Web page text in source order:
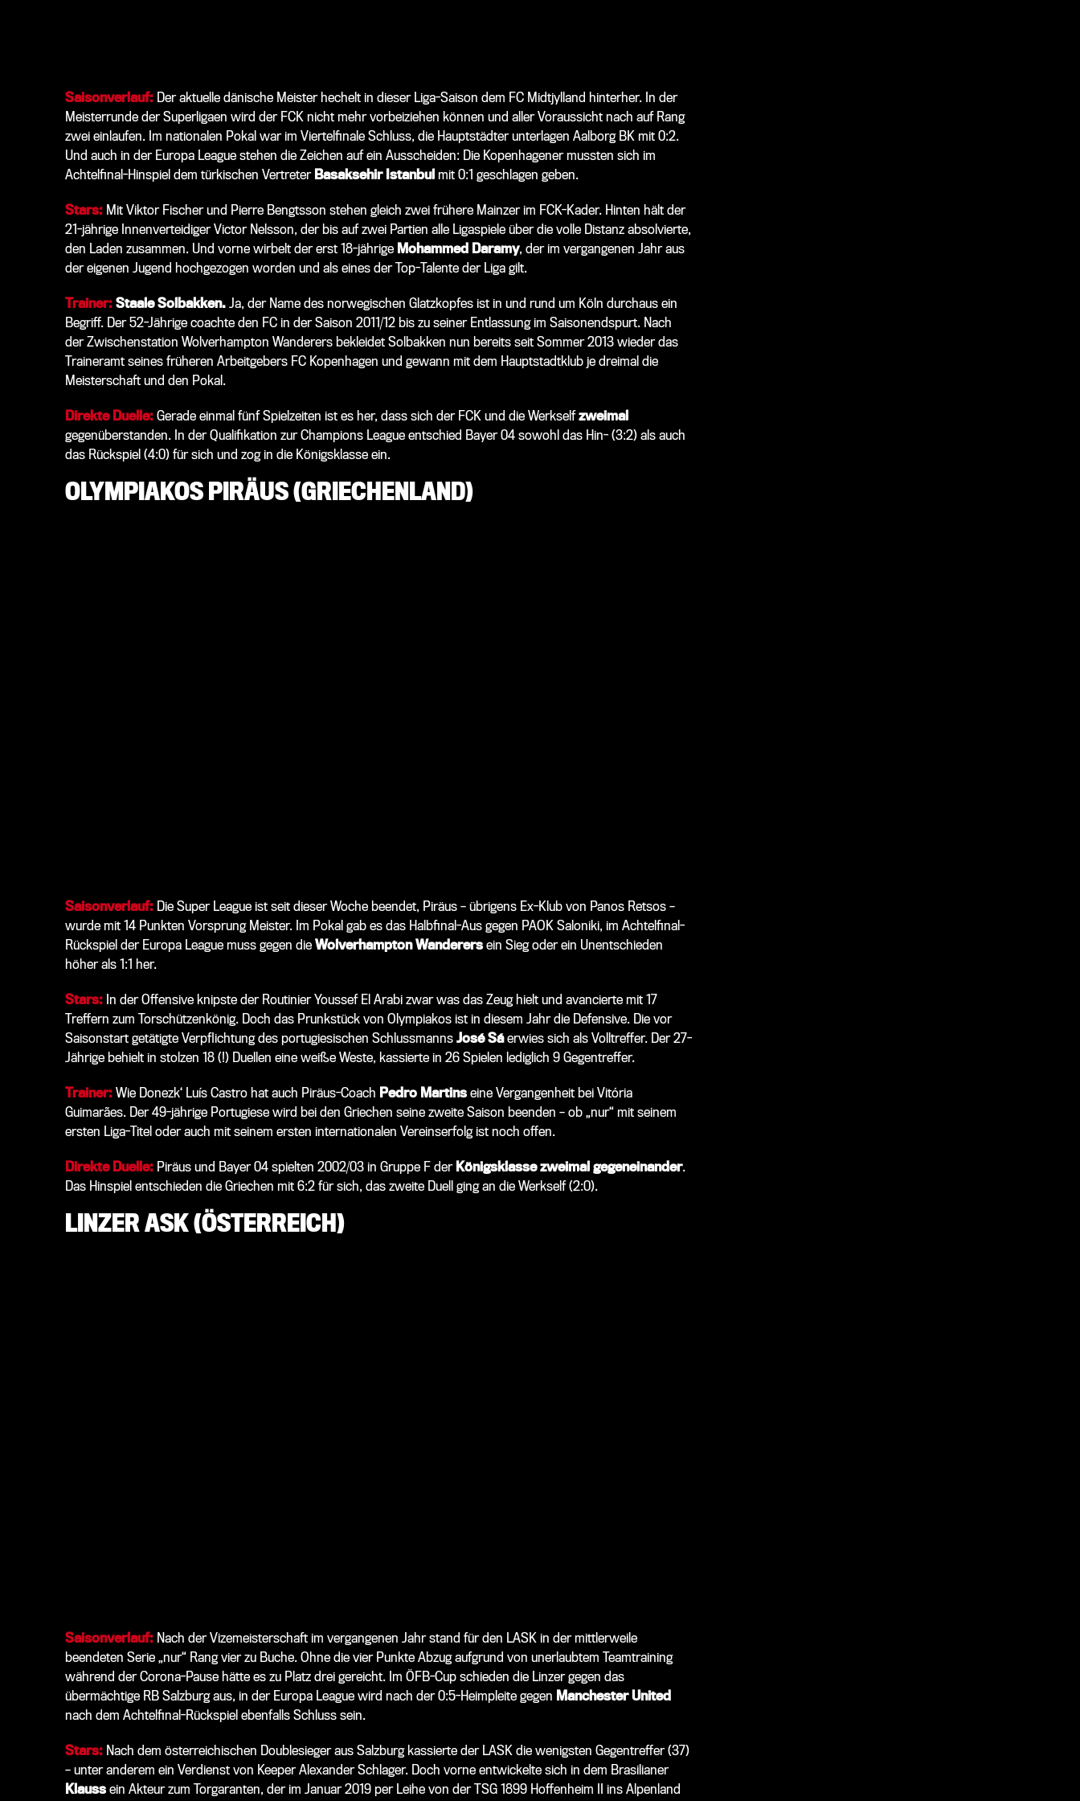
Saisonverlauf: Der aktuelle dänische Meister hechelt in dieser Liga-Saison dem FC Midtjylland hinterher. In der
Meisterrunde der Superligaen wird der FCK nicht mehr vorbeiziehen können und aller Voraussicht nach auf Rang
zwei einlaufen. Im nationalen Pokal war im Viertelfinale Schluss, die Hauptstädter unterlagen Aalborg BK mit 0:2.
Und auch in der Europa League stehen die Zeichen auf ein Ausscheiden: Die Kopenhagener mussten sich im
Achtelfinal-Hinspiel dem türkischen Vertreter Basaksehir Istanbulmit 0:1 geschlagen geben.
Stars: Mit Viktor Fischer und Pierre Bengtsson stehen gleich zwei frühere Mainzer im FCK-Kader. Hinten hält der
21-jährige Innenverteidiger Victor Nelsson, der bis auf zwei Partien alle Ligaspiele über die volle Distanz absolvierte,
den Laden zusammen. Und vorne wirbelt der erst 18-jährige Mohammed Daramy, der im vergangenen Jahr aus
der eigenen Jugend hochgezogen worden und als eines der Top-Talente der Liga gilt.
Trainer:Staale Solbakken. Ja, der Name des norwegischen Glatzkopfes ist in und rund um Köln durchaus ein
Begriff. Der 52-Jährige coachte den FC in der Saison 2011/12 bis zu seiner Entlassung im Saisonendspurt. Nach
der Zwischenstation Wolverhampton Wanderers bekleidet Solbakken nun bereits seit Sommer 2013 wieder das
Traineramt seines früheren Arbeitgebers FC Kopenhagen und gewann mit dem Hauptstadtklub je dreimal die
Meisterschaft und den Pokal.
Direkte Duelle: Gerade einmal fünf Spielzeiten ist es her, dass sich der FCK und die Werkselfzweimal
gegenüberstanden. In der Qualifikation zur Champions League entschied Bayer 04 sowohl das Hin- (3:2) als auch
das Rückspiel (4:0) für sich und zog in die Königsklasse ein.
OLYMPIAKOS PIRÄUS (GRIECHENLAND)
Saisonverlauf: Die Super League ist seit dieser Woche beendet, Piräus – übrigens Ex-Klub von Panos Retsos –
wurde mit 14 Punkten Vorsprung Meister. Im Pokal gab es das Halbfinal-Aus gegen PAOK Saloniki, im Achtelfinal-
Rückspiel der Europa League muss gegen die Wolverhampton Wanderers ein Sieg oder ein Unentschieden
höher als 1:1 her.
Stars: In der Offensive knipste der Routinier Youssef El Arabi zwar was das Zeug hielt und avancierte mit 17
Treffern zum Torschützenkönig. Doch das Prunkstück von Olympiakos ist in diesem Jahr die Defensive. Die vor
Saisonstart getätigte Verpflichtung des portugiesischen Schlussmanns José Sáerwies sich als Volltreffer. Der 27-
Jährige behielt in stolzen 18 (!) Duellen eine weiße Weste, kassierte in 26 Spielen lediglich 9 Gegentreffer.
Trainer: Wie Donezk‘ Luís Castro hat auch Piräus-Coach Pedro Martinseine Vergangenheit bei Vitória
Guimarães. Der 49-jährige Portugiese wird bei den Griechen seine zweite Saison beenden – ob „nur“ mit seinem
ersten Liga-Titel oder auch mit seinem ersten internationalen Vereinserfolg ist noch offen.
Direkte Duelle: Piräus und Bayer 04 spielten 2002/03 in Gruppe F der Königsklasse zweimal gegeneinander.
Das Hinspiel entschieden die Griechen mit 6:2 für sich, das zweite Duell ging an die Werkself (2:0).
LINZER ASK (ÖSTERREICH)
Saisonverlauf: Nach der Vizemeisterschaft im vergangenen Jahr stand für den LASK in der mittlerweile
beendeten Serie „nur“ Rang vier zu Buche. Ohne die vier Punkte Abzug aufgrund von unerlaubtem Teamtraining
während der Corona-Pause hätte es zu Platz drei gereicht. Im ÖFB-Cup schieden die Linzer gegen das
übermächtige RB Salzburg aus, in der Europa League wird nach der 0:5-Heimpleite gegen Manchester United
nach dem Achtelfinal-Rückspiel ebenfalls Schluss sein.
Stars: Nach dem österreichischen Doublesieger aus Salzburg kassierte der LASK die wenigsten Gegentreffer (37)
– unter anderem ein Verdienst von Keeper Alexander Schlager. Doch vorne entwickelte sich in dem Brasilianer
Klaussein Akteur zum Torgaranten, der im Januar 2019 per Leihe von der TSG 1899 Hoffenheim II ins Alpenland